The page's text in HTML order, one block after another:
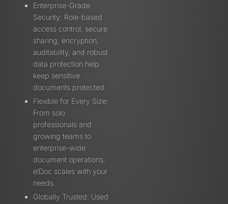
Enterprise-Grade
Security: Role-based
access control, secure
sharing, encryption,
auditability, and robust
data protection help
keep sensitive
documents protected.
Flexible for Every Size:
From solo
professionals and
growing teams to
enterprise-wide
document operations,
elDoc scales with your
needs.
Globally Trusted: Used